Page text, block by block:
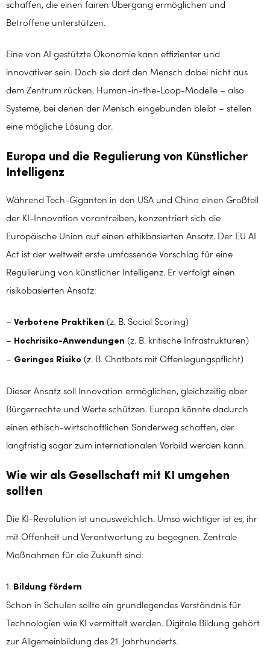
schaffen, die einen fairen Übergang ermöglichen und
Betroffene unterstützen.
Eine von AI gestützte Ökonomie kann effizienter und
innovativer sein. Doch sie darf den Mensch dabei nicht aus
dem Zentrum rücken. Human-in-the-Loop-Modelle – also
Systeme, bei denen der Mensch eingebunden bleibt – stellen
eine mögliche Lösung dar.
Europa und die Regulierung von Künstlicher
Intelligenz
Während Tech-Giganten in den USA und China einen Großteil
der KI-Innovation vorantreiben, konzentriert sich die
Europäische Union auf einen ethikbasierten Ansatz. Der EU AI
Act ist der weltweit erste umfassende Vorschlag für eine
Regulierung von künstlicher Intelligenz. Er verfolgt einen
risikobasierten Ansatz:
– Verbotene Praktiken (z. B. Social Scoring)
– Hochrisiko-Anwendungen (z. B. kritische Infrastrukturen)
– Geringes Risiko (z. B. Chatbots mit Offenlegungspflicht)
Dieser Ansatz soll Innovation ermöglichen, gleichzeitig aber
Bürgerrechte und Werte schützen. Europa könnte dadurch
einen ethisch-wirtschaftlichen Sonderweg schaffen, der
langfristig sogar zum internationalen Vorbild werden kann.
Wie wir als Gesellschaft mit KI umgehen
sollten
Die KI-Revolution ist unausweichlich. Umso wichtiger ist es, ihr
mit Offenheit und Verantwortung zu begegnen. Zentrale
Maßnahmen für die Zukunft sind:
1. Bildung fördern
Schon in Schulen sollte ein grundlegendes Verständnis für
Technologien wie KI vermittelt werden. Digitale Bildung gehört
zur Allgemeinbildung des 21. Jahrhunderts.